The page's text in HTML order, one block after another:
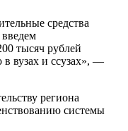
средства
тысяч рублей
вузах и ссузах», —
региона
системы